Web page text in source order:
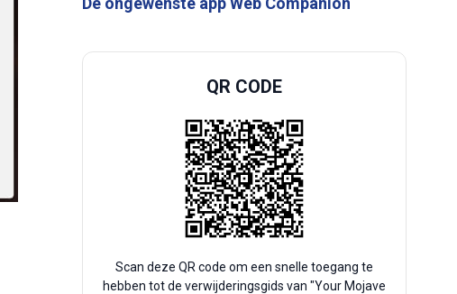
QR CODE
Scan deze QR code om een snelle toegang te
hebben tot de verwijderingsgids van "Your Mojave